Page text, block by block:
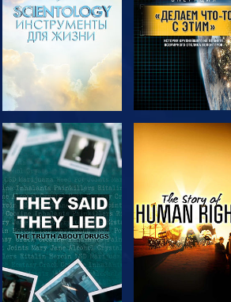
СМОТРЕТЬ СМОТРЕТЬ